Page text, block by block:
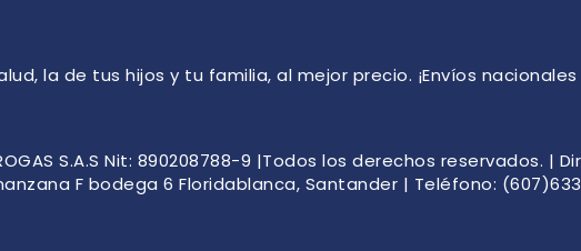
la de tus hijos y tu familia, al mejor precio. ¡Envíos
S.A.S Nit: 890208788-9 |Todos los derechos reservados.
F bodega 6 Floridablanca, Santander | Teléfono: